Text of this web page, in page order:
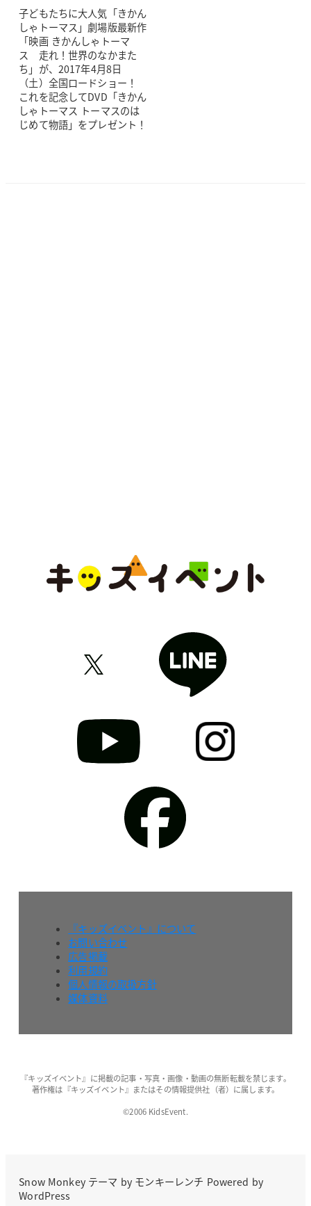
子どもたちに大人気「きかん
しゃトーマス」劇場版最新作
「映画 きかんしゃトーマ
ス 走れ！世界のなかまた
ち」が、2017年4月8日
（土）全国ロードショー！
これを記念してDVD「きかん
しゃトーマス トーマスのは
じめて物語」をプレゼント！
『キッズイベント』について
お問い合わせ
広告掲載
利用規約
個人情報の取扱方針
媒体資料
『キッズイベント』に掲載の記事・写真・画像・動画の無断転載を禁じます。
著作権は『キッズイベント』またはその情報提供社（者）に属します。
©2006 KidsEvent.
Snow Monkeyテーマ by モンキーレンチ Powered by
WordPress